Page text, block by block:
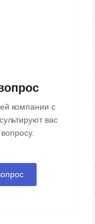
компании с
вас